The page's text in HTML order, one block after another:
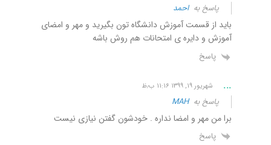
پاسخ بهاحمد
باید از قسمت آموزش دانشگاه تون بگیرید و مهر و امضای
آموزش و دایره ی امتحانات هم روش باشه
پاسخ
... شهریور ۱۹, ۱۳۹۹ ۱۱:۱۶ ب٫ظ
پاسخ بهMAH
برا من مهر و امضا نداره . خودشون گفتن نیازی نیست
پاسخ